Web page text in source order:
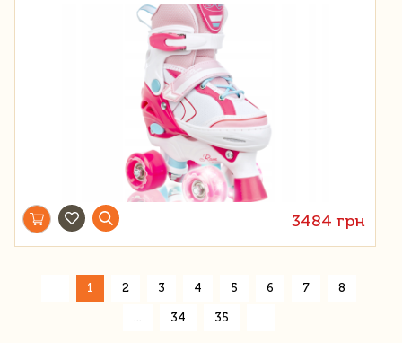
3484 грн
1 2 3 4 5 6 7 8
34 35